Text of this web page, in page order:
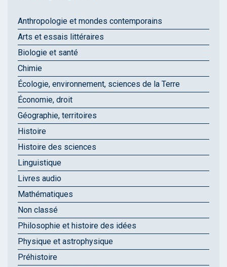
Anthropologie et mondes contemporains
Arts et essais littéraires
Biologie et santé
Chimie
Écologie, environnement, sciences de la Terre
Économie, droit
Géographie, territoires
Histoire
Histoire des sciences
Linguistique
Livres audio
Mathématiques
Non classé
Philosophie et histoire des idées
Physique et astrophysique
Préhistoire